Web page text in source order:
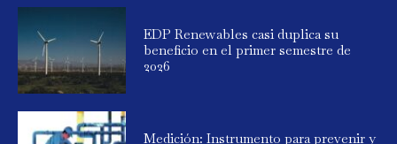
EDP Renewables casi duplica su
beneficio en el primer semestre de
2026
Medición: Instrumento para prevenir y